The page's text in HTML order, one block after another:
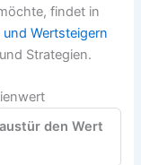
findet in
Wertsteigern
Strategien.
den Wert